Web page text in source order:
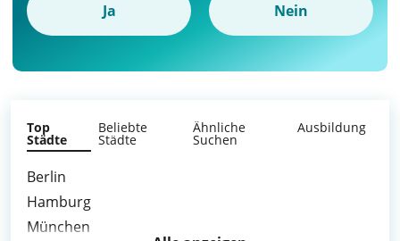
Ja Nein
Top
Städte
Beliebte
Städte
Ähnliche
Suchen
Ausbildung
Berlin
Hamburg
München